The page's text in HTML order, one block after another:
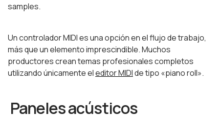
samples.
Un controlador MIDI es una opción en el flujo de trabajo,
más que un elemento imprescindible. Muchos
productores crean temas profesionales completos
utilizando únicamente eleditor MIDIde tipo «piano roll».
Paneles acústicos